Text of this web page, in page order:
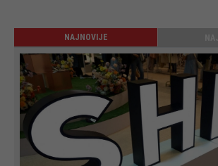
NAJNOVIJE